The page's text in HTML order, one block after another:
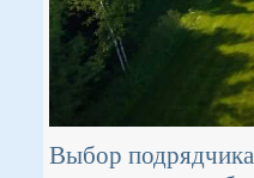
Выбор